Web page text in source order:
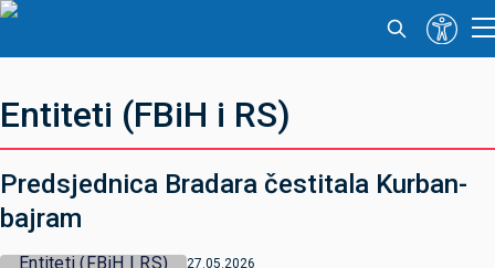
Entiteti (FBiH i RS)
Predsjednica Bradara čestitala Kurban-
bajram
Entiteti (FBiH I RS) 27.05.2026